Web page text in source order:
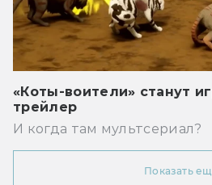
«Коты-воители» станут
трейлер
И когда там мультсериал?
Показать